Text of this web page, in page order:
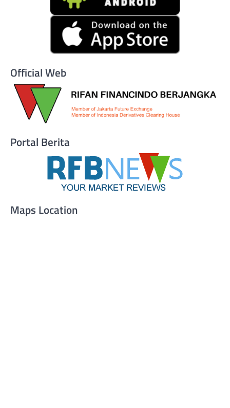
Official Web
Portal Berita
Maps Location